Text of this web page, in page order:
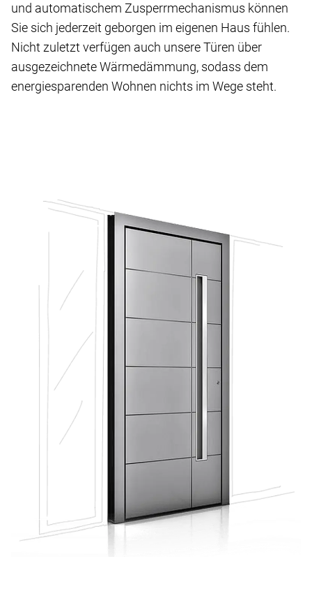
und automatischem Zusperrmechanismus können
Sie sich jederzeit geborgen im eigenen Haus fühlen.
Nicht zuletzt verfügen auch unsere Türen über
ausgezeichnete Wärmedämmung, sodass dem
energiesparenden Wohnen nichts im Wege steht.